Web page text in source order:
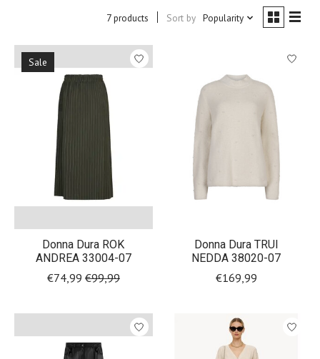
7 products Sort by Popularity
Sale
Donna Dura ROK
ANDREA 33004-07
€74,99 €99,99
Donna Dura TRUI
NEDDA 38020-07
€169,99